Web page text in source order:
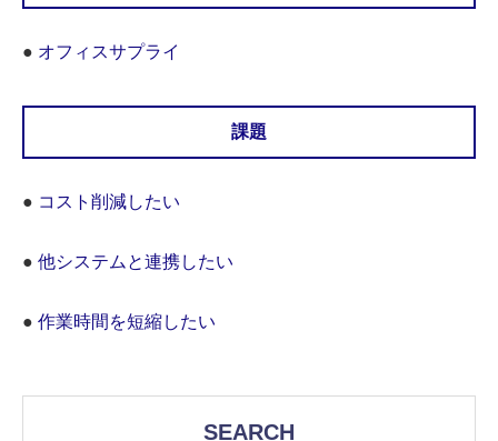
● オフィスサプライ
課題
● コスト削減したい
● 他システムと連携したい
● 作業時間を短縮したい
SEARCH